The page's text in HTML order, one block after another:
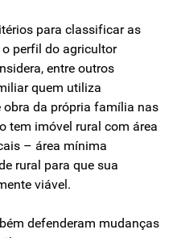
para classificar as
perfil do agricultor
entre outros
quem utiliza
obra da própria família nas
tem imóvel rural com área
– área mínima
rural para que sua
viável.
defenderam mudanças